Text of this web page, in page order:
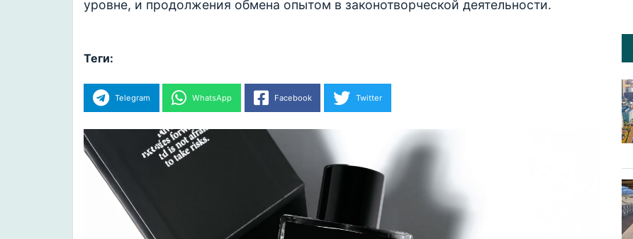
уровне, и продолжения обмена опытом в законотворческой деятельности.
Теги:
Telegram WhatsApp Facebook Twitter